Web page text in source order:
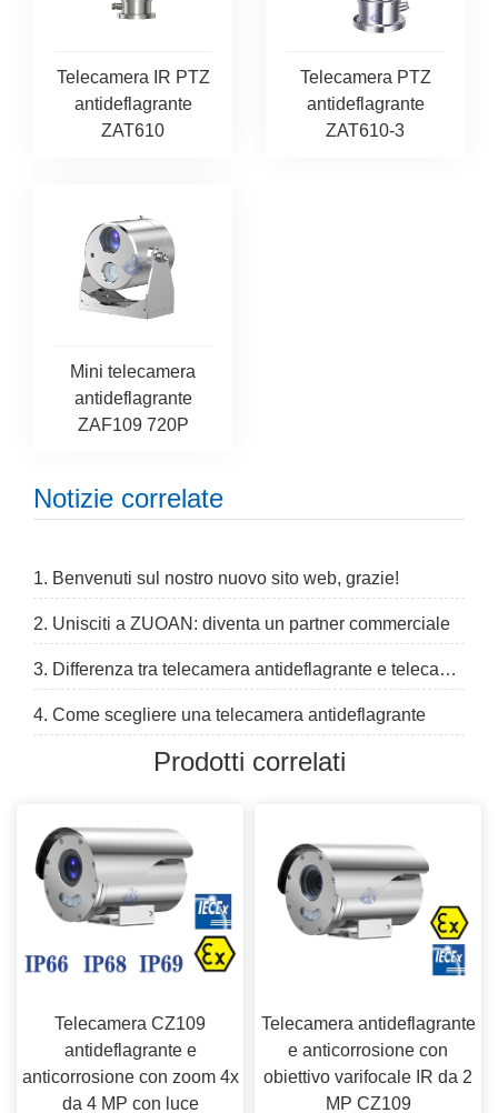
Telecamera IR PTZ
antideflagrante
ZAT610
Telecamera PTZ
antideflagrante
ZAT610-3
Mini telecamera
antideflagrante
ZAF109 720P
Notizie correlate
1. Benvenuti sul nostro nuovo sito web, grazie!
2. Unisciti a ZUOAN: diventa un partner commerciale
3. Differenza tra telecamera antideflagrante e telecamera antivandalismo
4. Come scegliere una telecamera antideflagrante
Prodotti correlati
Telecamera CZ109
antideflagrante e
anticorrosione con zoom 4x
da 4 MP con luce
Telecamera antideflagrante
e anticorrosione con
obiettivo varifocale IR da 2
MP CZ109